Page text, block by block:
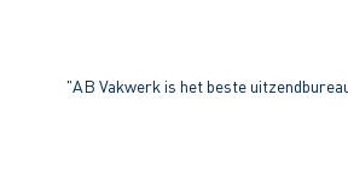
"AB Vakwerk is het beste